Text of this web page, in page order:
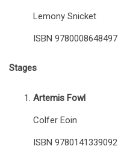
Lemony Snicket
ISBN 9780008648497
Stages
Artemis Fowl
Colfer Eoin
ISBN 9780141339092